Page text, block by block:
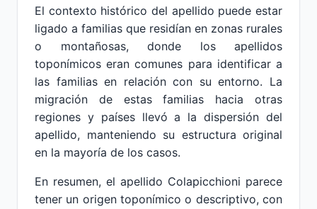
El contexto histórico del apellido puede estar
ligado a familias que residían en zonas rurales
o montañosas, donde los apellidos
toponímicos eran comunes para identificar a
las familias en relación con su entorno. La
migración de estas familias hacia otras
regiones y países llevó a la dispersión del
apellido, manteniendo su estructura original
en la mayoría de los casos.
En resumen, el apellido Colapicchioni parece
tener un origen toponímico o descriptivo, con